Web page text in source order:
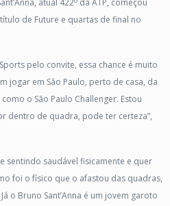
atual 422 da ATP, começou
de Future e quartas de final no
pelo convite, essa chance é muito
jogar em São Paulo, perto de casa, da
o São Paulo Challenger. Estou
dentro de quadra, pode ter certeza”,
sentindo saudável fisicamente e quer
foi o físico que o afastou das quadras,
o Bruno Sant’Anna é um jovem garoto